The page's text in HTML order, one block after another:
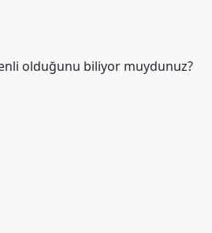
olduğunu biliyor muydunuz?